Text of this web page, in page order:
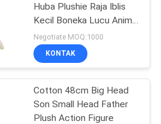
Kunci
Huba Plushie Raja Iblis
Kecil Boneka Lucu Anime
Mainan Mewah
Negotiate MOQ:1000
KONTAK
Cotton 48cm Big Head
Son Small Head Father
Plush Action Figure